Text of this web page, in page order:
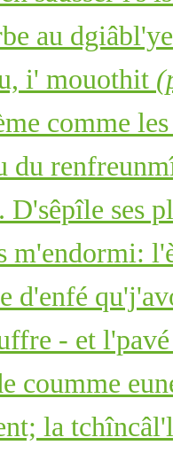
au
i' mouothit
comme
du
ses
m'endormi:
d'enfé
- et l'pavé
coumme
la